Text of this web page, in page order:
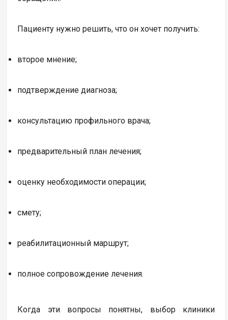
Пациенту нужно решить, что он хочет получить:
второе мнение;
подтверждение диагноза;
консультацию профильного врача;
предварительный план лечения;
оценку необходимости операции;
смету;
реабилитационный маршрут;
полное сопровождение лечения.
Когда эти вопросы понятны, выбор клиники